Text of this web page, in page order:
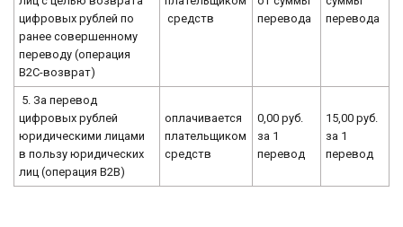
цифровых рублей по
ранее совершенному
переводу (операция
В2С-возврат)
средств
перевода
перевода
5. За перевод
цифровых рублей
юридическими лицами
в пользу юридических
лиц (операция В2В)
оплачивается
плательщиком
средств
0,00 руб.
за 1
перевод
15,00 руб.
за 1
перевод